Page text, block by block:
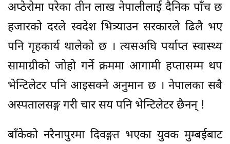
अप्ठेरोमा परेका तीन लाख नेपालीलाई दैनिक पाँच छ
हजारको दरले स्वदेश भित्र्याउन सरकारले ढिलै भए
पनि गृहकार्य थालेको छ । त्यसअघि पर्याप्त स्वास्थ्य
सामाग्रीको जोहो गर्ने क्रममा आगामी हप्तासम्म थप
भेन्टिलेटर पनि आइसक्ने अनुमान छ । नेपालका सबै
अस्पतालसङ्ग गरी चार सय पनि भेन्टिलेटर छैनन् !
बाँकेको नरैनापुरमा दिवङ्गत भएका युवक मुम्बईबाट